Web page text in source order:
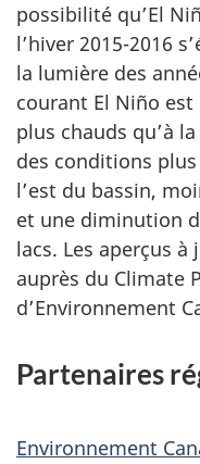
possibilité qu’El
l’hiver 2015-2016
la lumière des
courant El Niño
plus chauds qu’à
des conditions
l’est du bassin,
et une diminution
lacs. Les aperçus
auprès du Climate
d’Environnement
Partenaires
Environnement